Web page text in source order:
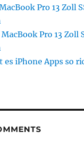
Pro 13 Zoll
Pro 13 Zoll
es iPhone Apps so